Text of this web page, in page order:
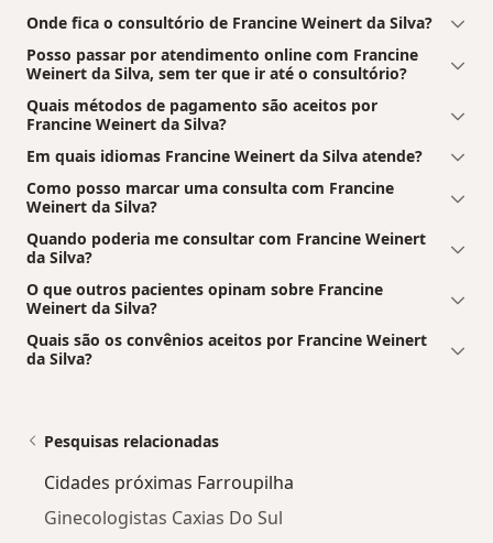
Onde fica o consultório de Francine Weinert da Silva?
Posso passar por atendimento online com Francine
Weinert da Silva, sem ter que ir até o consultório?
Quais métodos de pagamento são aceitos por
Francine Weinert da Silva?
Em quais idiomas Francine Weinert da Silva atende?
Como posso marcar uma consulta com Francine
Weinert da Silva?
Quando poderia me consultar com Francine Weinert
da Silva?
O que outros pacientes opinam sobre Francine
Weinert da Silva?
Quais são os convênios aceitos por Francine Weinert
da Silva?
Pesquisas relacionadas
Cidades próximas Farroupilha
Ginecologistas Caxias Do Sul